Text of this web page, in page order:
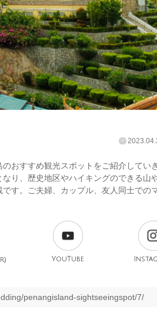
おすすめ観光スポットをご紹介してい
り、歴史地区やハイキングのできる山
す。ご夫婦、カップル、友人同士での
YouTube
penangisland-sightseeingspot/7/